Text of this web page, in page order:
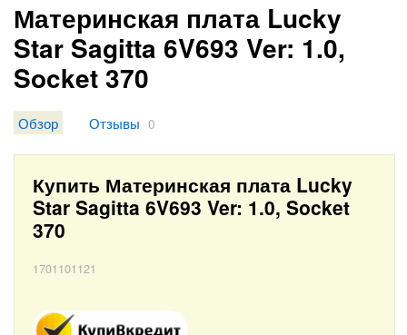
Материнская плата Lucky
Star Sagitta 6V693 Ver: 1.0,
Socket 370
Обзор Отзывы 0
Купить Материнская плата Lucky
Star Sagitta 6V693 Ver: 1.0, Socket
370
1701101121